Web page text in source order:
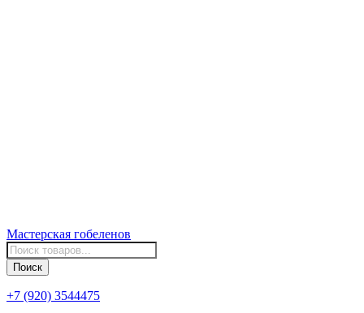
Мастерская гобеленов
Поиск
товаров
Поиск
+7 (920) 3544475